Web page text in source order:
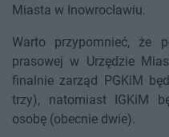
Miasta w Inowrocławiu.
Warto przypomnieć, że
prasowej w Urzędzie
finalnie zarząd PGKiM
trzy), natomiast IGKiM
osobę (obecnie dwie).